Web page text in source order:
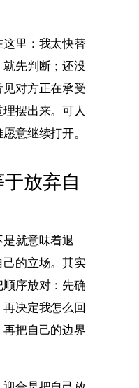
里：我太快替
先判断；还没
对方正在承受
摆出来。可人
意继续打开。
放弃自
就意味着退
的立场。其实
序放对：先确
决定我怎么回
把自己的边界